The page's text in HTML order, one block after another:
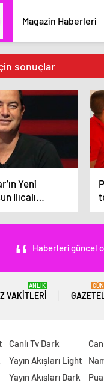
Magazin Haberleri
sonuçlar
Yeni
Ilıcalı
Haberleri güncel
VAKITLERI
ANLIK
Canlı Tv Dark
Yayın Akışları Light
Yayın Akışları Dark